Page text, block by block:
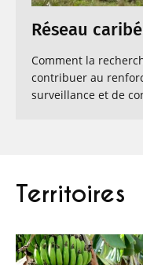
Réseau
Comment la
contribuer au
surveillance et de
Territoires